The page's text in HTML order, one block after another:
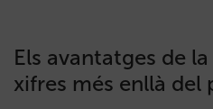
Els avantatges de
xifres més enllà del